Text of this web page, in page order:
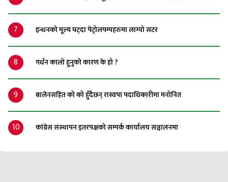
7 इन्धनको मूल्य घट्दा पेट्रोलपम्पहरुमा लाग्यो सटर
8 गर्धन कालो हुनुको कारण के हो ?
9 बालेनसहित को को हुँदैछन् रास्वपा पदाधिकारीमा मनोनित
10 कांग्रेस संस्थापन इतरपक्षको सम्पर्क कार्यालय सञ्चालनमा